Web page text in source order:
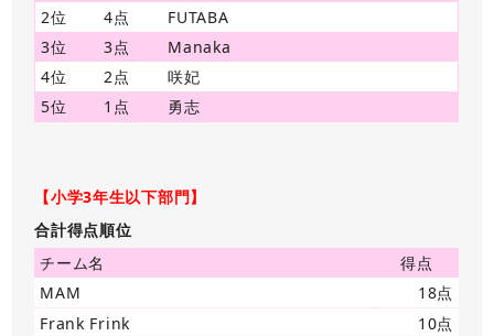
2位
4点
FUTABA
3位
3点
Manaka
4位
2点
咲妃
5位
1点 勇志
【小学3年生以下部門】
合計得点順位
チーム名
得点
MAM
18点
Frank Frink
10点